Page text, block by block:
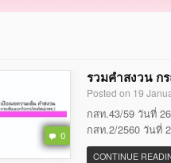
0
รวมคำสงวน ก
Posted on 19
กสท.43/59 วันที่
กสท.2/2560 วันที่
CONTINUE